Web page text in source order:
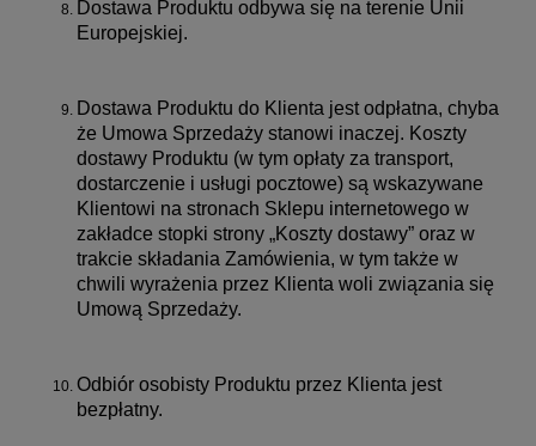
Dostawa Produktu odbywa się na terenie Unii
Europejskiej.
Dostawa Produktu do Klienta jest odpłatna, chyba
że Umowa Sprzedaży stanowi inaczej. Koszty
dostawy Produktu (w tym opłaty za transport,
dostarczenie i usługi pocztowe) są wskazywane
Klientowi na stronach Sklepu internetowego w
zakładce stopki strony „Koszty dostawy” oraz w
trakcie składania Zamówienia, w tym także w
chwili wyrażenia przez Klienta woli związania się
Umową Sprzedaży.
Odbiór osobisty Produktu przez Klienta jest
bezpłatny.